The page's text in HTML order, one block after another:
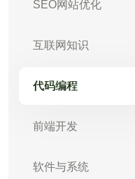
SEO网站优化
互联网知识
代码编程
前端开发
软件与系统